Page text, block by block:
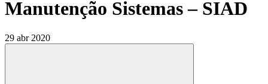
Manutenção Sistemas – SIAD
29 abr 2020